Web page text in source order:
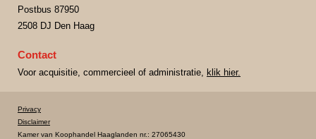
Postbus 87950
2508 DJ Den Haag
Contact
Voor acquisitie, commercieel of administratie, klik hier.
Privacy
Disclaimer
Kamer van Koophandel Haaglanden nr.: 27065430